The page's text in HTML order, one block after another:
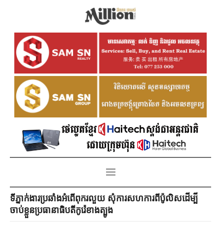
ទីភ្នាក់ងារប្រឆាំងអំពើពុករលួយ សុំការសហការពីប៉ូលិសដើម្បី
ចាប់ខ្លួនប្រធានាធិបតីកូរ៉េខាងត្បូង